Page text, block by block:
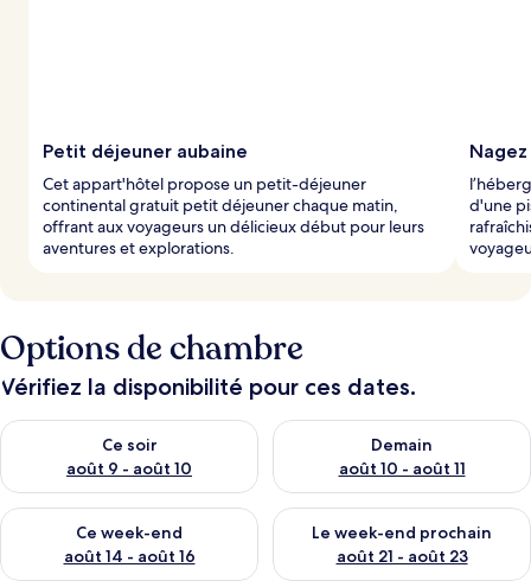
Petit déjeuner aubaine
Cet appart'hôtel propose un petit-déjeuner
continental gratuit petit déjeuner chaque matin,
offrant aux voyageurs un délicieux début pour leurs
aventures et explorations.
d'une
Options de chambre
Vérifiez la disponibilité pour ces dates.
Ce soir
août 9 - août 10
Vérifier la disponibilité pour ce soir août 9 - août 10
Demain
août 10 - août 11
Vérifier la disponibilité pour
Ce week-end
août 14 - août 16
Vérifier la disponibilité pour ce week-end août 14 - août 16
Le week-end prochain
août 21 - août 23
Vérifier la disponibilité pour